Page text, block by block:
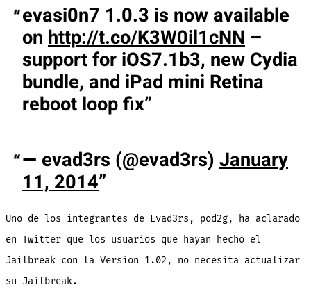
evasi0n7 1.0.3 is now available
on http://t.co/K3W0il1cNN –
support for iOS7.1b3, new Cydia
bundle, and iPad mini Retina
reboot loop fix
— evad3rs (@evad3rs) January
11, 2014
Uno de los integrantes de Evad3rs, pod2g, ha aclarado
en Twitter que los usuarios que hayan hecho el
Jailbreak con la Version 1.02, no necesita actualizar
su Jailbreak.